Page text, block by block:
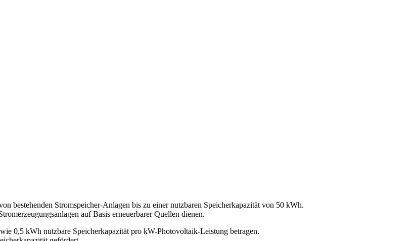
bestehenden Stromspeicher-Anlagen bis zu einer nutzbaren Speicherkapazität von 50 kWh.
auf Basis erneuerbarer Quellen dienen.
0,5 kWh nutzbare Speicherkapazität pro kW-Photovoltaik-Leistung betragen.